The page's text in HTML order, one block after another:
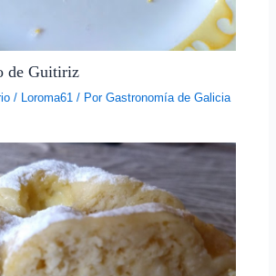
de Guitiriz
/ Loroma61 / PorGastronomía de Galicia